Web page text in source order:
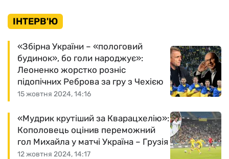
ІНТЕРВ'Ю
15 жовтня 2024, 14:16
«Збірна України – «пологовий
будинок», бо голи народжує»:
Леоненко жорстко розніс
підопічних Реброва за гру з Чехією
12 жовтня 2024, 14:17
«Мудрик крутіший за Кварацхелію»:
Кополовець оцінив переможний
гол Михайла у матчі Україна – Грузія